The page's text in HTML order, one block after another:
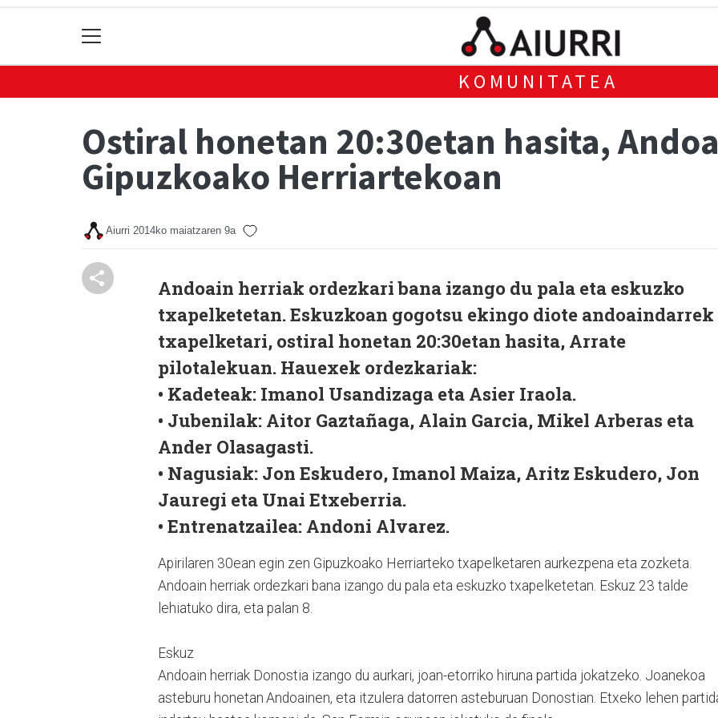
KOMUNITATEA
Ostiral honetan 20:30etan hasita,
Gipuzkoako Herriartekoan
Aiurri 2014ko maiatzaren 9a
Andoain herriak ordezkari bana izango du pala eta eskuzko
txapelketetan. Eskuzkoan gogotsu ekingo diote andoaindarrek
txapelketari, ostiral honetan 20:30etan hasita, Arrate
pilotalekuan. Hauexek ordezkariak:
• Kadeteak: Imanol Usandizaga eta Asier Iraola.
• Jubenilak: Aitor Gaztañaga, Alain Garcia, Mikel Arberas eta
Ander Olasagasti.
• Nagusiak: Jon Eskudero, Imanol Maiza, Aritz Eskudero, Jon
Jauregi eta Unai Etxeberria.
• Entrenatzailea: Andoni Alvarez.
Apirilaren 30ean egin zen Gipuzkoako Herriarteko txapelketaren aurkezpena eta zozketa.
Andoain herriak ordezkari bana izango du pala eta eskuzko txapelketetan. Eskuz 23 talde
lehiatuko dira, eta palan 8.
Eskuz
Andoain herriak Donostia izango du aurkari, joan-etorriko hiruna partida jokatzeko. Joanekoa
asteburu honetan Andoainen, eta itzulera datorren asteburuan Donostian. Etxeko lehen